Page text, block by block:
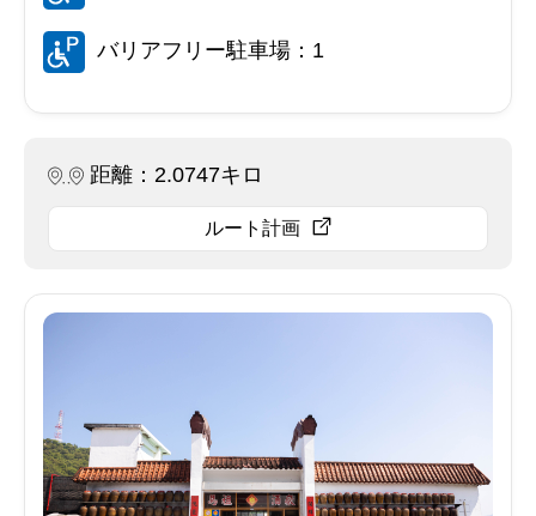
バリアフリー駐車場：1
距離：2.0747キロ
ルート計画